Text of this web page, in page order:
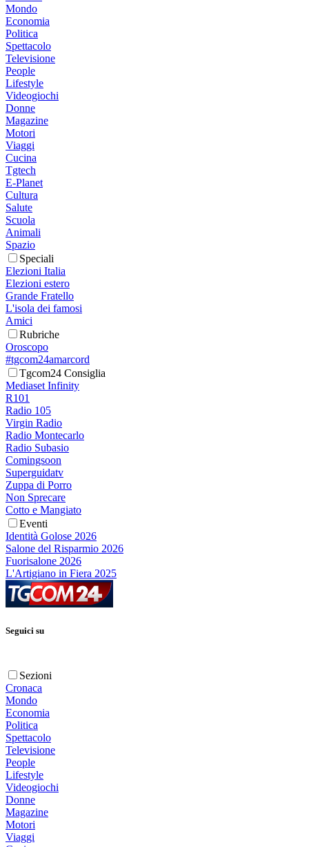
Mondo
Economia
Politica
Spettacolo
Televisione
People
Lifestyle
Videogiochi
Donne
Magazine
Motori
Viaggi
Cucina
Tgtech
E-Planet
Cultura
Salute
Scuola
Animali
Spazio
Speciali
Elezioni Italia
Elezioni estero
Grande Fratello
L'isola dei famosi
Amici
Rubriche
Oroscopo
#tgcom24amarcord
Tgcom24 Consiglia
Mediaset Infinity
R101
Radio 105
Virgin Radio
Radio Montecarlo
Radio Subasio
Comingsoon
Superguidatv
Zuppa di Porro
Non Sprecare
Cotto e Mangiato
Eventi
Identità Golose 2026
Salone del Risparmio 2026
Fuorisalone 2026
L'Artigiano in Fiera 2025
Seguici su
Sezioni
Cronaca
Mondo
Economia
Politica
Spettacolo
Televisione
People
Lifestyle
Videogiochi
Donne
Magazine
Motori
Viaggi